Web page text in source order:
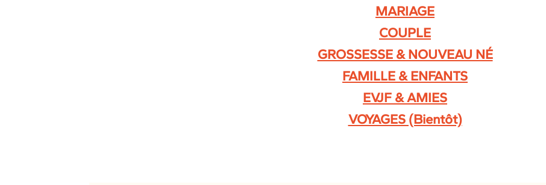
MARIAGE
COUPLE
GROSSESSE & NOUVEAU NÉ
FAMILLE & ENFANTS
EVJF & AMIES
VOYAGES (Bientôt)